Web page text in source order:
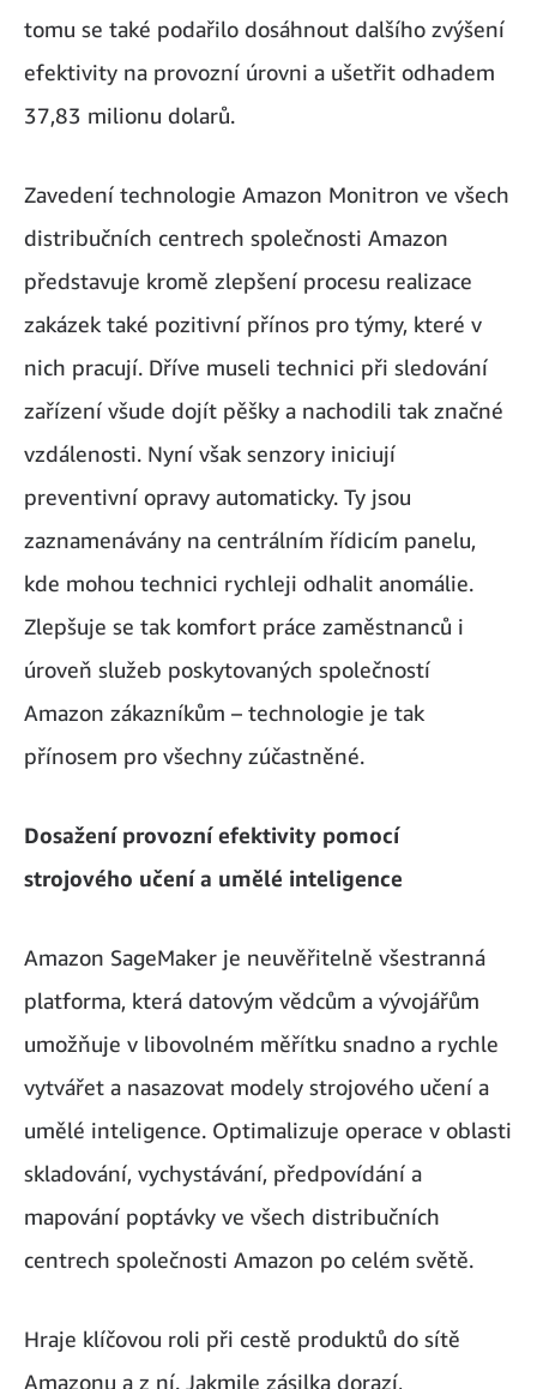
tomu se také podařilo dosáhnout dalšího zvýšení
efektivity na provozní úrovni a ušetřit odhadem
37,83 milionu dolarů.
Zavedení technologie Amazon Monitron ve všech
distribučních centrech společnosti Amazon
představuje kromě zlepšení procesu realizace
zakázek také pozitivní přínos pro týmy, které v
nich pracují. Dříve museli technici při sledování
zařízení všude dojít pěšky a nachodili tak značné
vzdálenosti. Nyní však senzory iniciují
preventivní opravy automaticky. Ty jsou
zaznamenávány na centrálním řídicím panelu,
kde mohou technici rychleji odhalit anomálie.
Zlepšuje se tak komfort práce zaměstnanců i
úroveň služeb poskytovaných společností
Amazon zákazníkům – technologie je tak
přínosem pro všechny zúčastněné.
Dosažení provozní efektivity pomocí
strojového učení a umělé inteligence
Amazon SageMaker je neuvěřitelně všestranná
platforma, která datovým vědcům a vývojářům
umožňuje v libovolném měřítku snadno a rychle
vytvářet a nasazovat modely strojového učení a
umělé inteligence. Optimalizuje operace v oblasti
skladování, vychystávání, předpovídání a
mapování poptávky ve všech distribučních
centrech společnosti Amazon po celém světě.
Hraje klíčovou roli při cestě produktů do sítě
Amazonu a z ní. Jakmile zásilka dorazí,